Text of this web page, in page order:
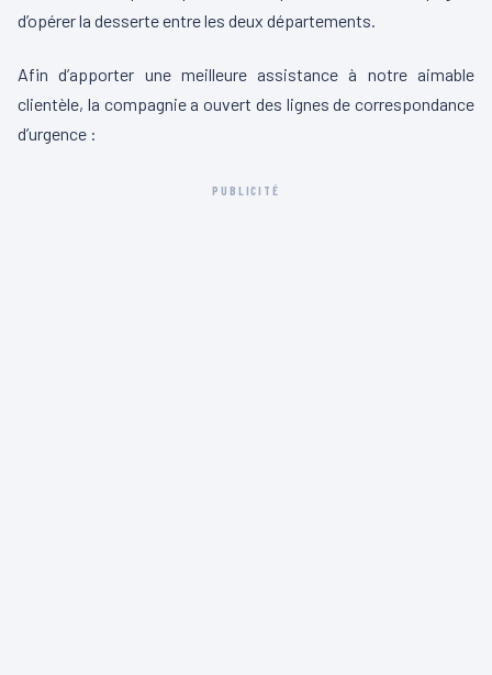
d’opérer la desserte entre les deux départements.
Afin d’apporter une meilleure assistance à notre aimable
clientèle, la compagnie a ouvert des lignes de correspondance
d’urgence :
PUBLICITÉ